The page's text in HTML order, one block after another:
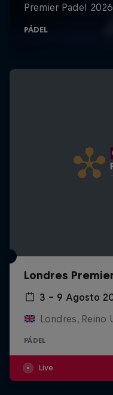
Londres
3 – 9 Agosto
Londres, Reino
PÁDEL
Live